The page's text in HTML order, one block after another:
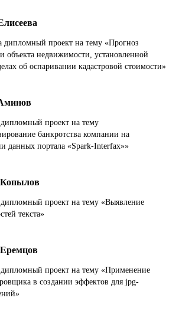
дипломный проект на тему «Прогноз
объекта недвижимости, установленной
об оспаривании кадастровой стоимости»
проект на тему
банкротства компании на
данных портала «Spark-Interfax»»
проект на тему «Выявление
текста»
проект на тему «Применение
в создании эффектов для jpg-